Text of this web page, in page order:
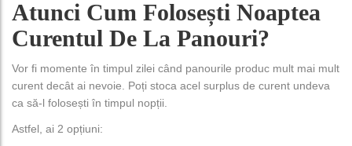
Atunci Cum Folosești Noaptea
Curentul De La Panouri?
Vor fi momente în timpul zilei când panourile produc mult mai mult
curent decât ai nevoie. Poți stoca acel surplus de curent undeva
ca să-l folosești în timpul nopții.
Astfel, ai 2 opțiuni: